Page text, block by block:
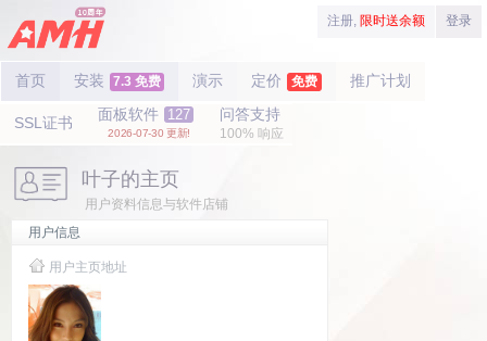
注册, 限时送余额 登录
首页 安装 7.3 免费 演示 定价 免费 推广计划
SSL证书 面板软件 127
2026-07-30 更新!
问答支持
100% 响应
叶子的主页
用户资料信息与软件店铺
用户信息
用户主页地址